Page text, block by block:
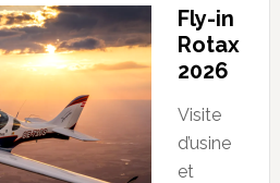
Fly-in
Rotax
2026
Visite
d’usine
et